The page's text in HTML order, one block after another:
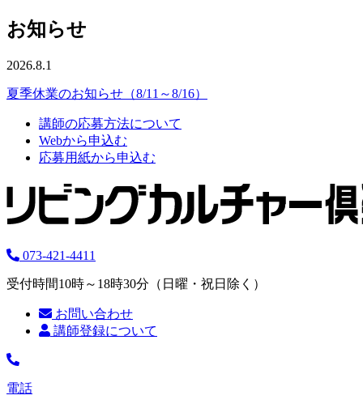
お知らせ
2026.8.1
夏季休業のお知らせ（8/11～8/16）
講師の応募方法について
Webから申込む
応募用紙から申込む
073-421-4411
受付時間10時～18時30分（日曜・祝日除く）
お問い合わせ
講師登録について
電話